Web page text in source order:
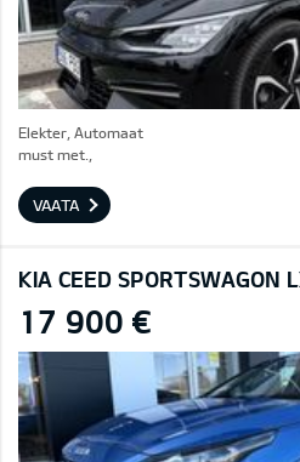
Elekter, Automaat
must met.,
VAATA
KIA CEED
17 900 €